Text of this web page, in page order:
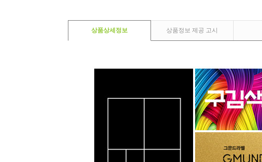
상품상세정보 상품정보 제공 고시